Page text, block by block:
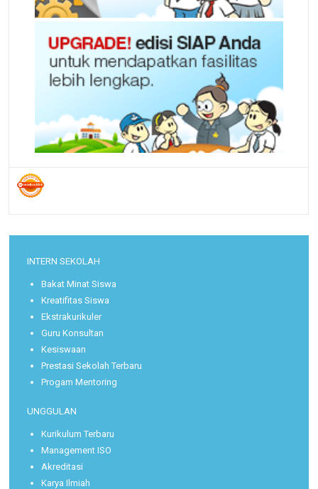
INTERN SEKOLAH
Bakat Minat Siswa
Kreatifitas Siswa
Ekstrakurikuler
Guru Konsultan
Kesiswaan
Prestasi Sekolah Terbaru
Progam Mentoring
UNGGULAN
Kurikulum Terbaru
Management ISO
Akreditasi
Karya Ilmiah